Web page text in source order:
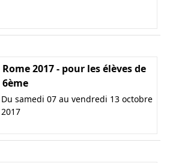
Rome 2017 - pour les élèves de
6ème
Du samedi 07 au vendredi 13 octobre
2017